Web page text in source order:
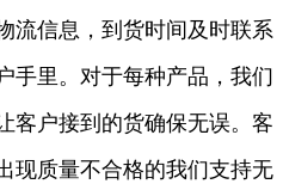
流信息，到货时间及时联系
手里。对于每种产品，我们
客户接到的货确保无误。客
现质量不合格的我们支持无